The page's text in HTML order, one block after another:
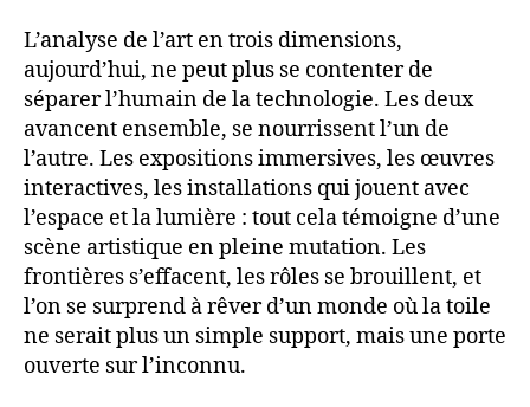
L’analyse de l’art en trois dimensions,
aujourd’hui, ne peut plus se contenter de
séparer l’humain de la technologie. Les deux
avancent ensemble, se nourrissent l’un de
l’autre. Les expositions immersives, les œuvres
interactives, les installations qui jouent avec
l’espace et la lumière : tout cela témoigne d’une
scène artistique en pleine mutation. Les
frontières s’effacent, les rôles se brouillent, et
l’on se surprend à rêver d’un monde où la toile
ne serait plus un simple support, mais une porte
ouverte sur l’inconnu.